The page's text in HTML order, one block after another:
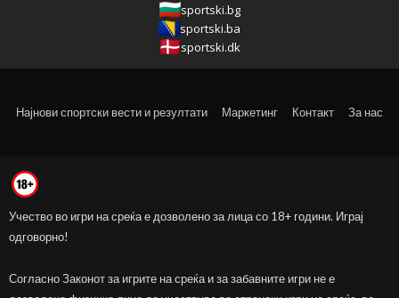
sportski.bg
sportski.ba
sportski.dk
Најнови спортски вести и резултати Маркетинг Контакт За нас
Учество во игри на среќа е дозволено за лица со 18+ години. Играј
одговорно!
Согласно Законот за игрите на среќа и за забавните игри не е